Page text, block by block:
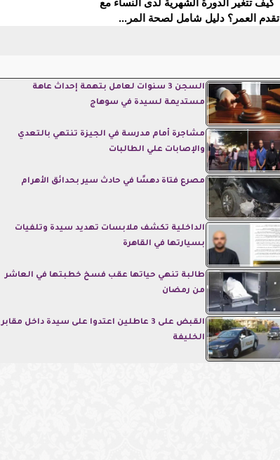
تقدم العمر؟ دليل شامل لصحة المر...
السجن 3 سنوات لعامل بتهمة إحداث عاهة
مستديمة لسيدة في سوهاج
مشاجرة أمام مدرسة في الجيزة تنتهي بالتعدي
والإصابات علي الطالبات
مصرع فتاة دهسًا في حادث سير بحدائق الأهرام
الداخلية تكشف ملابسات تهديد سيدة وتلفيات
بسيارتها في القاهرة
طالبة تنهي حياتها عقب فسخ خطبتها في العاشر
من رمضان
القبض على 3 عاطلين اعتدوا على سيدة داخل مقابر
الخليفة